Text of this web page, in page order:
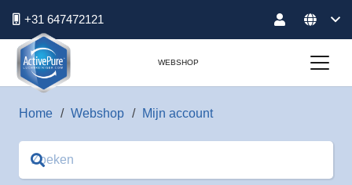
+31 647472121
WEBSHOP
Home / Webshop / Mijn account